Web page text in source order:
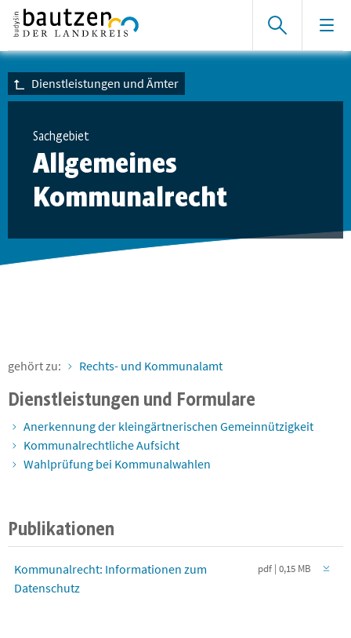
Dienstleistungen und Ämter
Sachgebiet
Allgemeines
Kommunalrecht
gehört zu: Rechts- und Kommunalamt
Dienstleistungen und Formulare
Anerkennung der kleingärtnerischen Gemeinnützigkeit
Kommunalrechtliche Aufsicht
Wahlprüfung bei Kommunalwahlen
Publikationen
Kommunalrecht: Informationen zum
Datenschutz
pdf | 0,15 MB